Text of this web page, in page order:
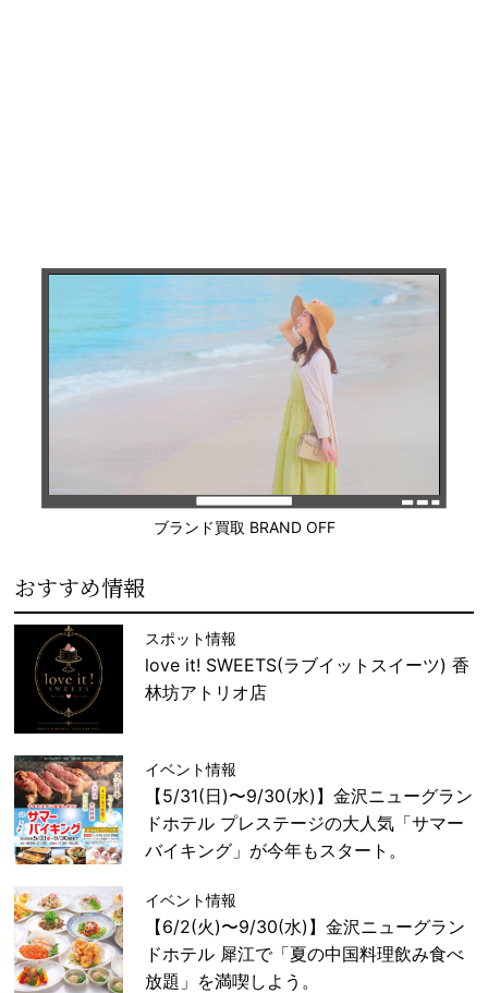
ブランド買取 BRAND OFF
おすすめ情報
スポット情報
love it! SWEETS(ラブイットスイーツ) 香
林坊アトリオ店
イベント情報
【5/31(日)〜9/30(水)】金沢ニューグラン
ドホテル プレステージの大人気「サマー
バイキング」が今年もスタート。
イベント情報
【6/2(火)〜9/30(水)】金沢ニューグラン
ドホテル 犀江で「夏の中国料理飲み食べ
放題」を満喫しよう。